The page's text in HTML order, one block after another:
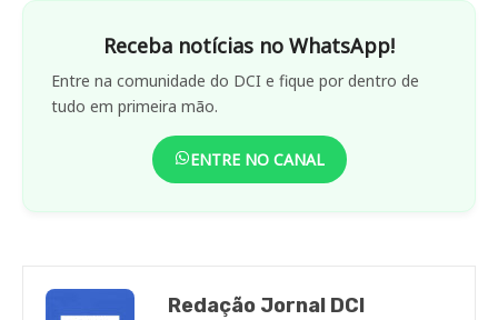
Receba notícias no WhatsApp!
Entre na comunidade do DCI e fique por dentro de
tudo em primeira mão.
ENTRE NO CANAL
Redação Jornal DCI